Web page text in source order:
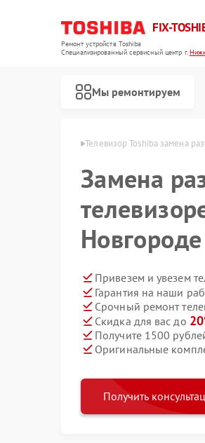
FIX-
Ремонт устройств Toshiba
Специализированный cервисный центр г.
Мы ремонтируем
Нижнем Новгороде Телевизор Toshiba замена
Замена
Новгороде
Привезем и увезем
Гарантия на наши
Срочный ремонт
Скидка для вас до
Получите 1500
Оригинальные
Получить